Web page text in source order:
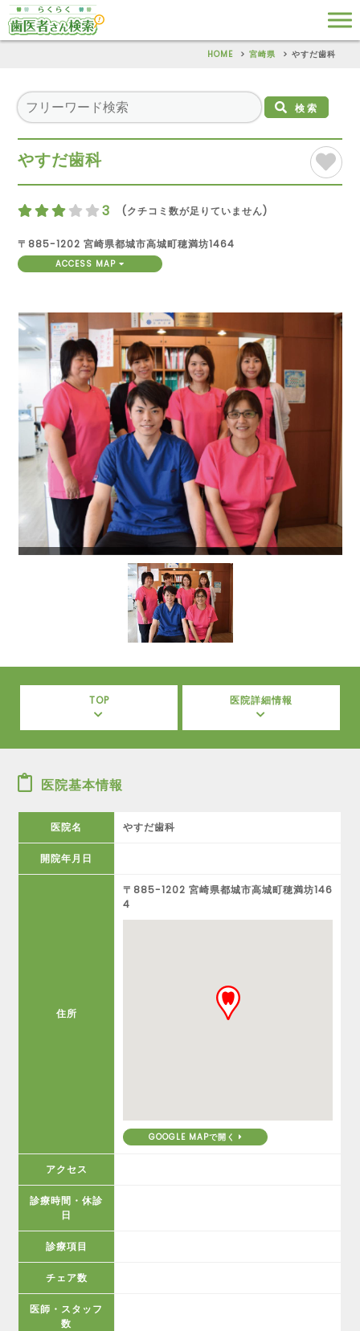
HOME 宮崎県 やすだ歯科
検索
やすだ歯科
3 (クチコミ数が足りていません)
〒885-1202 宮崎県都城市高城町穂満坊1464
ACCESS MAP
TOP 医院詳細情報
医院基本情報
医院名 やすだ歯科
開院年月日
住所
〒885-1202 宮崎県都城市高城町穂満坊146
4
GOOGLE MAPで開く
アクセス
診療時間・休診
日
診療項目
チェア数
医師・スタッフ
数